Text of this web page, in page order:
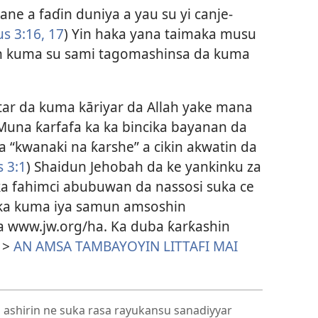
a faɗin duniya a yau su yi canje-
3:​16, 17) Yin haka yana taimaka musu
kuma su sami tagomashinsa da kuma
da kuma kāriyar da Allah yake mana
ƙarfafa ka ka bincika bayanan da
na ƙarshe” a cikin akwatin da
3:⁠1) Shaidun Jehobah da ke yankinku za
fahimci abubuwan da nassosi suka ce
kuma iya samun amsoshin
⁠ha. Ka duba ƙarƙashin
AN AMSA TAMBAYOYIN LITTAFI MAI
ne suka rasa rayukansu sanadiyyar